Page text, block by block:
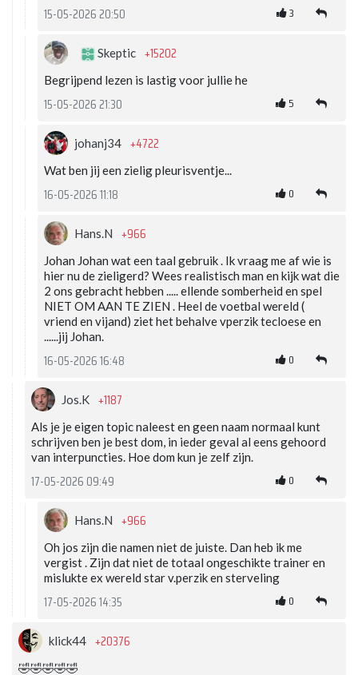
15-05-2026 20:50 3
Skeptic +15202
Begrijpend lezen is lastig voor jullie he
15-05-2026 21:30 5
johanj34 +4722
Wat ben jij een zielig pleurisventje...
16-05-2026 11:18 0
Hans.N +966
Johan Johan wat een taal gebruik . Ik vraag me af wie is
hier nu de zieligerd? Wees realistisch man en kijk wat die
2 ons gebracht hebben ..... ellende somberheid en spel
NIET OM AAN TE ZIEN . Heel de voetbal wereld (
vriend en vijand) ziet het behalve vperzik tecloese en
......jij Johan.
16-05-2026 16:48 0
Jos.K +1187
Als je je eigen topic naleest en geen naam normaal kunt
schrijven ben je best dom, in ieder geval al eens gehoord
van interpuncties. Hoe dom kun je zelf zijn.
17-05-2026 09:49 0
Hans.N +966
Oh jos zijn die namen niet de juiste. Dan heb ik me
vergist . Zijn dat niet de totaal ongeschikte trainer en
mislukte ex wereld star v.perzik en sterveling
17-05-2026 14:35 0
klick44 +20376
🤣🤣🤣🤣🤣